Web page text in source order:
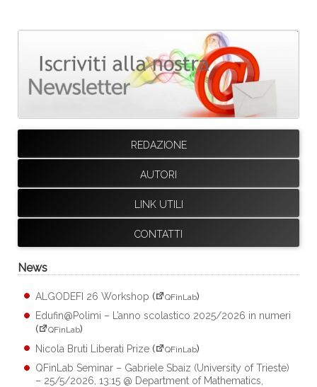
REDAZIONE
AUTORI
LINK UTILI
CONTATTI
News
ALGODEFI 26 Workshop ( QFinLab)
Edufin@Polimi – L’anno scolastico 2025/2026 in numeri
(
QFinLab)
Nicola Bruti Liberati Prize ( QFinLab)
QFinLab Seminar – Gabriele Sbaiz (University of Trieste)
– 25/5/2026, 13:15 @ Department of Mathematics,